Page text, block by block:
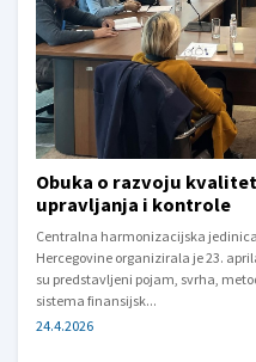
Obuka o razvoju
upravljanja i kontrole
Centralna harmonizacijska
Hercegovine organizirala je 23.
su predstavljeni pojam, svrha,
sistema finansijsk...
24.4.2026